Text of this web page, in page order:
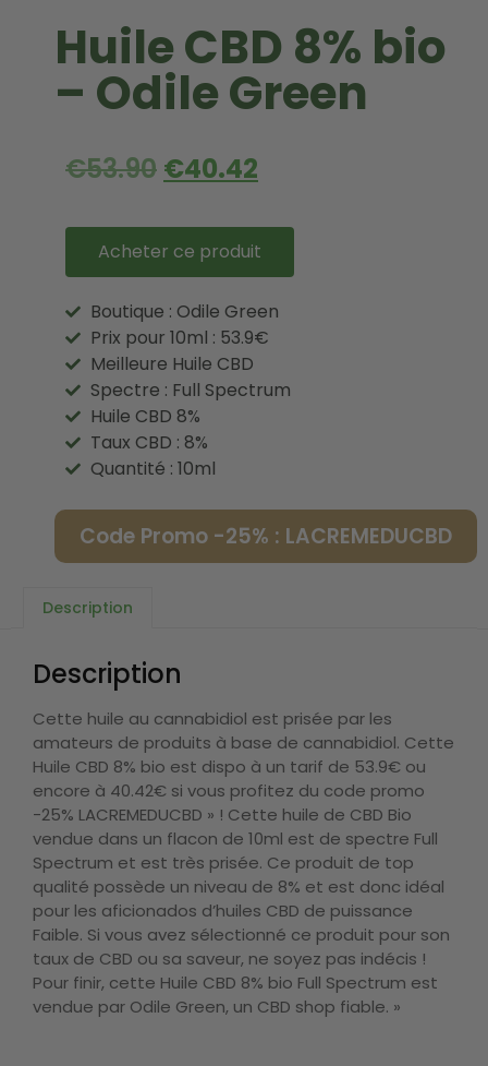
Huile CBD 8% bio
– Odile Green
€53.90 €40.42
Acheter ce produit
Boutique : Odile Green
Prix pour 10ml : 53.9€
Meilleure Huile CBD
Spectre : Full Spectrum
Huile CBD 8%
Taux CBD : 8%
Quantité : 10ml
Code Promo -25% : LACREMEDUCBD
Description
Description
Cette huile au cannabidiol est prisée par les
amateurs de produits à base de cannabidiol. Cette
Huile CBD 8% bio est dispo à un tarif de 53.9€ ou
encore à 40.42€ si vous profitez du code promo
-25% LACREMEDUCBD » ! Cette huile de CBD Bio
vendue dans un flacon de 10ml est de spectre Full
Spectrum et est très prisée. Ce produit de top
qualité possède un niveau de 8% et est donc idéal
pour les aficionados d’huiles CBD de puissance
Faible. Si vous avez sélectionné ce produit pour son
taux de CBD ou sa saveur, ne soyez pas indécis !
Pour finir, cette Huile CBD 8% bio Full Spectrum est
vendue par Odile Green, un CBD shop fiable. »